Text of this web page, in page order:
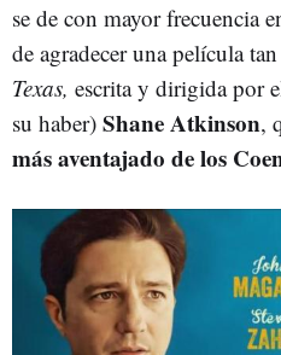
se de con mayor frecuencia
de agradecer una película
Texas, escrita y dirigida por
su haber) Shane Atkinson,
más aventajado de los